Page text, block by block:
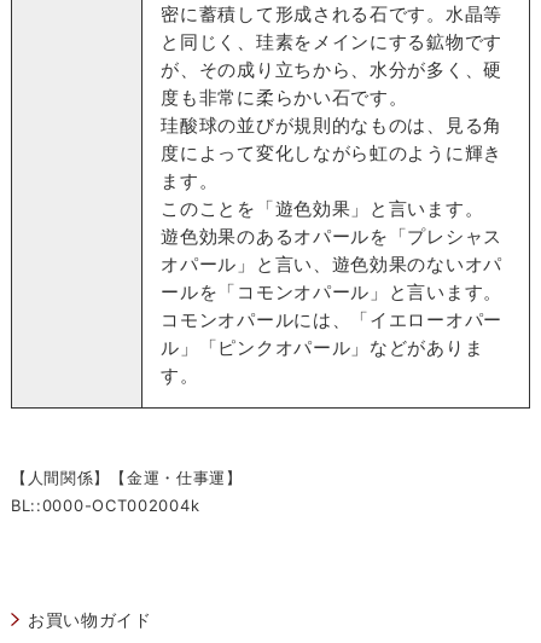
密に蓄積して形成される石です。水晶等
と同じく、珪素をメインにする鉱物です
が、その成り立ちから、水分が多く、硬
度も非常に柔らかい石です。
珪酸球の並びが規則的なものは、見る角
度によって変化しながら虹のように輝き
ます。
このことを「遊色効果」と言います。
遊色効果のあるオパールを「プレシャス
オパール」と言い、遊色効果のないオパ
ールを「コモンオパール」と言います。
コモンオパールには、「イエローオパー
ル」「ピンクオパール」などがありま
す。
【人間関係】【金運・仕事運】
BL::0000-OCT002004k
お買い物ガイド